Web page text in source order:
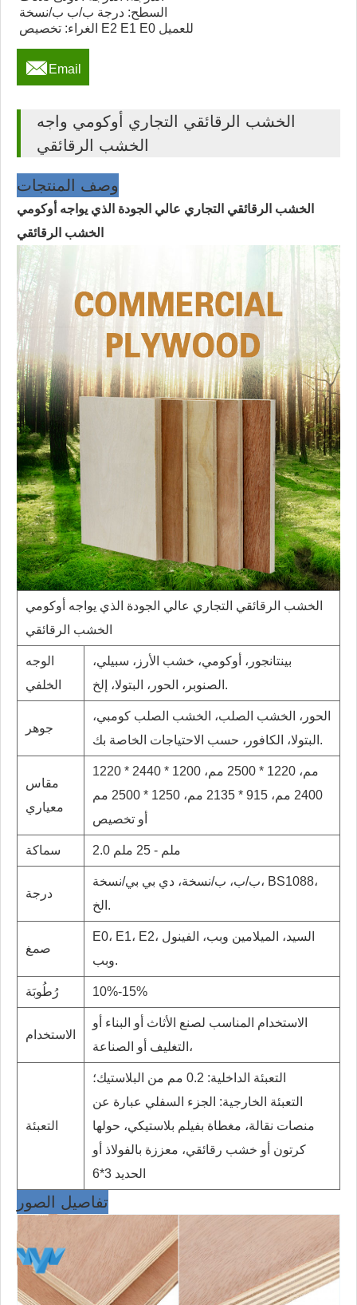
السطح: درجة ب/ب ب/نسخة
الغراء: تخصيص E2 E1 E0 للعميل
 Email
الخشب الرقائقي التجاري أوكومي واجه
الخشب الرقائقي
وصف المنتجات
الخشب الرقائقي التجاري عالي الجودة الذي يواجه أوكومي
الخشب الرقائقي
الخشب الرقائقي التجاري عالي الجودة الذي يواجه أوكومي
الخشب الرقائقي
الوجه
الخلفي
بينتانجور، أوكومي، خشب الأرز، سبيلي،
الصنوبر، الحور، البتولا، إلخ.
جوهر
الحور، الخشب الصلب، الخشب الصلب كومبي،
البتولا، الكافور، حسب الاحتياجات الخاصة بك.
مقاس
معياري
1220 * 2440 مم، 1220 * 2500 مم، 1200 *
2400 مم، 915 * 2135 مم، 1250 * 2500 مم
أو تخصيص
سماكة 2.0 ملم - 25 ملم
درجة
ب/ب، ب/نسخة، دي بي بي/نسخة، BS1088،
الخ.
صمغ
E0، E1، E2، السيد، الميلامين وبب، الفينول
وبب.
رُطُوبَة 10%-15%
الاستخدام
الاستخدام المناسب لصنع الأثاث أو البناء أو
التغليف أو الصناعة،
التعبئة
التعبئة الداخلية: 0.2 مم من البلاستيك؛
التعبئة الخارجية: الجزء السفلي عبارة عن
منصات نقالة، مغطاة بفيلم بلاستيكي، حولها
كرتون أو خشب رقائقي، معززة بالفولاذ أو
الحديد 3*6
تفاصيل الصور